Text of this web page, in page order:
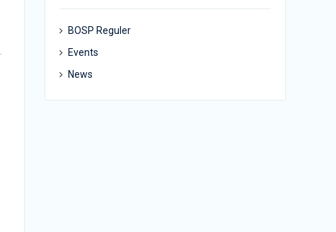
BOSP Reguler
Events
News